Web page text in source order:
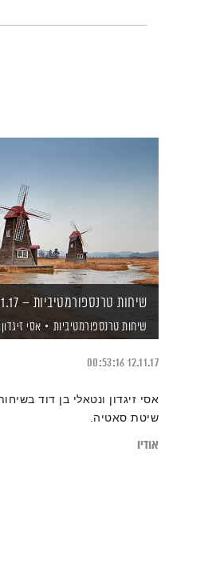
שיחות טרנספורמטיביות – 12.11.17
שיחות טרנספורמטיביות אסי זיגדון
12.11.17
00:53:16
אסי זיגדון ונטאלי בן דוד
שיטת סאטיה.
אודיו